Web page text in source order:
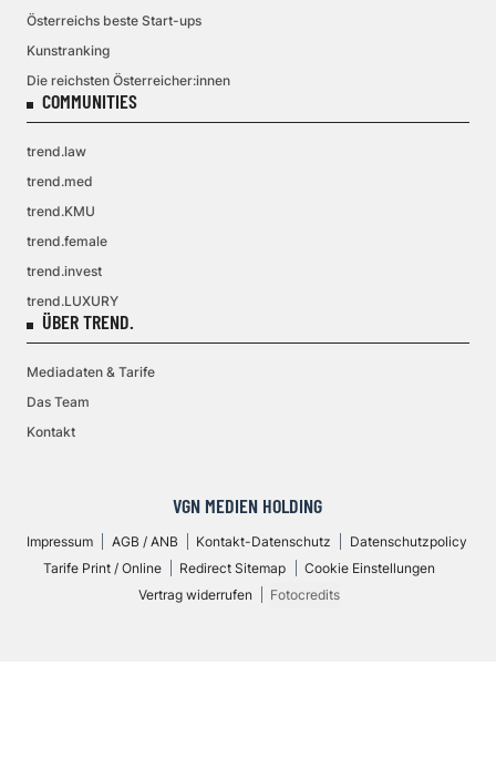
Österreichs beste Start-ups
Kunstranking
Die reichsten Österreicher:innen
COMMUNITIES
trend.law
trend.med
trend.KMU
trend.female
trend.invest
trend.LUXURY
ÜBER TREND.
Mediadaten & Tarife
Das Team
Kontakt
VGN MEDIEN HOLDING
Impressum AGB / ANB Kontakt-Datenschutz
Datenschutzpolicy
Tarife Print / Online
Redirect Sitemap
Cookie Einstellungen
Vertrag widerrufen
Fotocredits